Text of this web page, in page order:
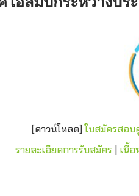
[ดาวน์โหลด]ใบสมัครสอบ
รายละเอียดการรับสมัคร
เนื้อ